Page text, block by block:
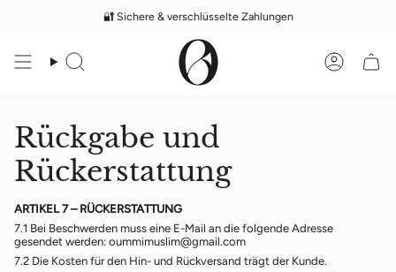
🔐 Sichere & verschlüsselte Zahlungen
Suche Konto
Rückgabe und
Rückerstattung
ARTIKEL 7 – RÜCKERSTATTUNG
7.1 Bei Beschwerden muss eine E-Mail an die folgende Adresse
gesendet werden: oummimuslim@gmail.com
7.2 Die Kosten für den Hin- und Rückversand trägt der Kunde.